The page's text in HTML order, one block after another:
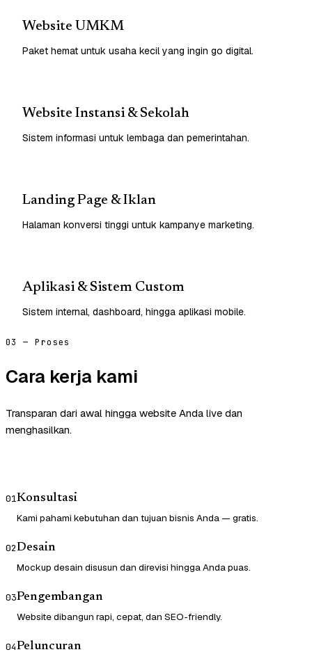
Website UMKM
Paket hemat untuk usaha kecil yang ingin go digital.
Website Instansi & Sekolah
Sistem informasi untuk lembaga dan pemerintahan.
Landing Page & Iklan
Halaman konversi tinggi untuk kampanye marketing.
Aplikasi & Sistem Custom
Sistem internal, dashboard, hingga aplikasi mobile.
03 — Proses
Cara kerja kami
Transparan dari awal hingga website Anda live dan
menghasilkan.
01Konsultasi
Kami pahami kebutuhan dan tujuan bisnis Anda — gratis.
02Desain
Mockup desain disusun dan direvisi hingga Anda puas.
03Pengembangan
Website dibangun rapi, cepat, dan SEO-friendly.
04Peluncuran